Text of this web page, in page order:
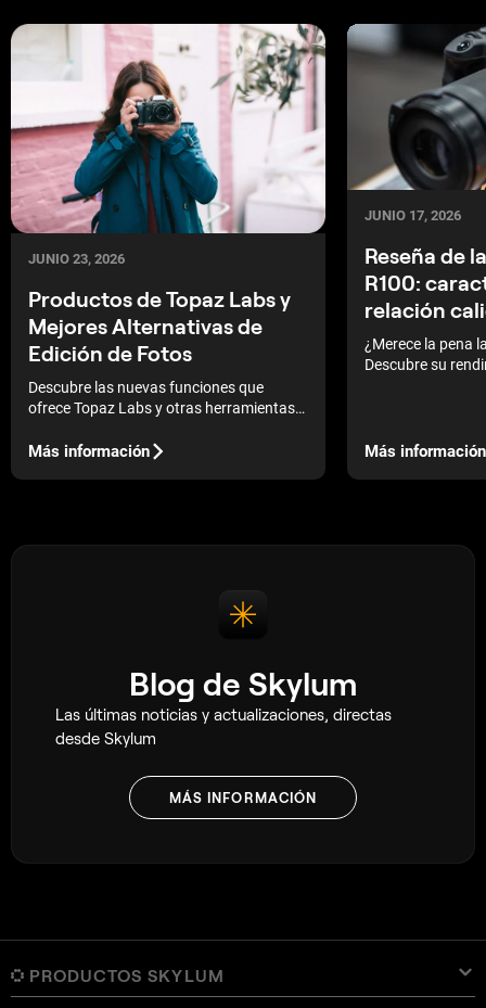
JUNIO 23, 2026
Productos de Topaz Labs y
Mejores Alternativas de
Edición de Fotos
Descubre las nuevas funciones que
ofrece Topaz Labs y otras herramientas
puedes utilizar.
Más información
JUNIO 17, 2026
Reseña de
R100:
relación
¿Merece la pena
Descubre su
Más información
Blog de Skylum
Las últimas noticias y actualizaciones, directas
desde Skylum
MÁS INFORMACIÓN
PRODUCTOS SKYLUM